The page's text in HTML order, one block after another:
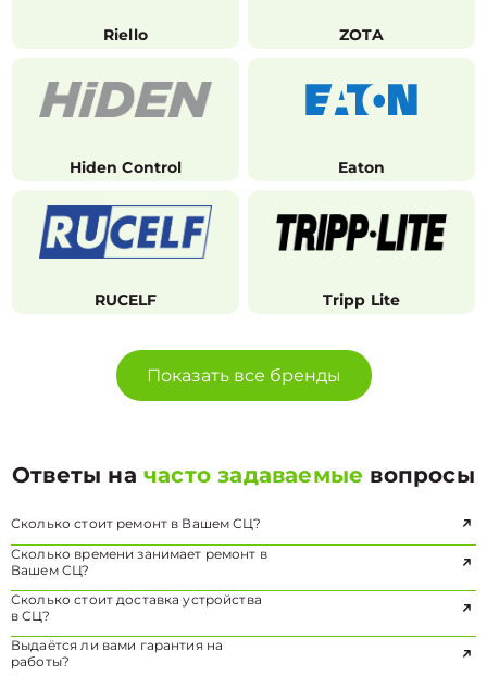
Riello ZOTA
Hiden Control Eaton
RUCELF Tripp Lite
Показать все бренды
Ответы начасто задаваемые вопросы
Сколько стоит ремонт в Вашем СЦ?
Сколько времени занимает ремонт в
Вашем СЦ?
Сколько стоит доставка устройства
в СЦ?
Выдаётся ли вами гарантия на
работы?